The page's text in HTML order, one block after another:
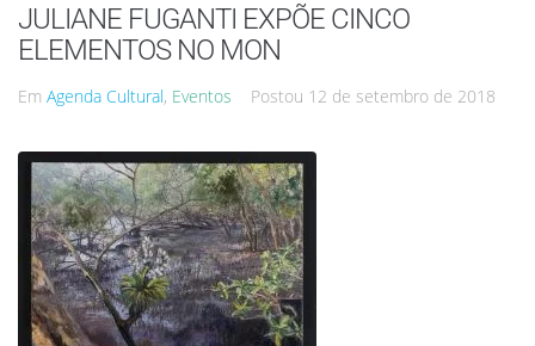
JULIANE FUGANTI EXPÕE CINCO
ELEMENTOS NO MON
Em Agenda Cultural, Eventos Postou 12 de setembro de 2018